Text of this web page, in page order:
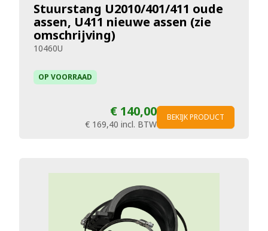
Stuurstang U2010/401/411 oude
assen, U411 nieuwe assen (zie
omschrijving)
10460U
OP VOORRAAD
€ 140,00
€ 169,40 incl. BTW
BEKIJK PRODUCT